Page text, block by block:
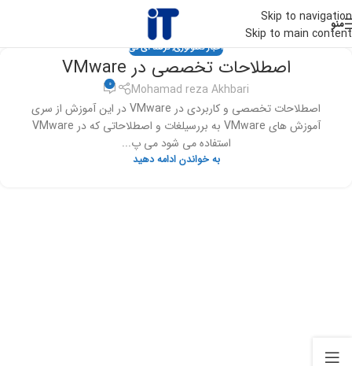
Skip to navigation
Skip to main content
منو
اخبار تکنولوژی,ترفند آی تی
اصطلاحات تخصصی در VMware
Mohamad reza Akhbari
0
اصطلاحات تخصصی و کاربردی در VMware در این آموزش از سری
آموزش های VMware به بررسیلغات و اصطلاحاتی که در VMware
استفاده می شود می پ...
به خواندن ادامه دهید